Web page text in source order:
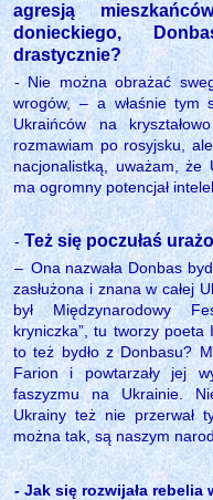
agresją
donieckiego,
drastycznie?
- Nie można obrażać
wrogów,‒ a właśnie tym
Ukraińców na
rozmawiam po rosyjsku,
nacjonalistką, uważam, że
ma ogromny potencjał
- Też się poczułaś
‒Ona nazwała Donbas
zasłużona i znana w całej
był Międzynarodowy
kryniczka”, tu tworzy
to też bydło z Donbasu?
Farion i powtarzały jej
faszyzmu na Ukrainie.
Ukrainy też nie przerwał
można tak, są naszym
- Jak się rozwijała rebelia